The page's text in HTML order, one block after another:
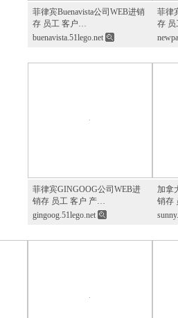
菲律宾Buenavista公司WEB进销
存 员工 客户…
buenavista.51lego.net
菲律
存
菲律宾GINGOOG公司WEB进
销存 员工 客户 产…
gingoog.51lego.net
加拿
销存